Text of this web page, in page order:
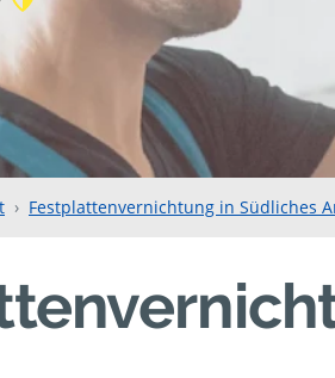
Festplattenvernichtung in Südliches